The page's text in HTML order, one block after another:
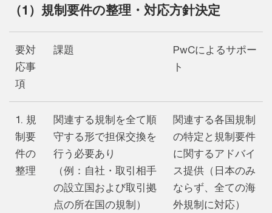
（1）規制要件の整理・対応方針決定
要対
応事
項
課題
PwCによるサポー
ト
1. 規
制要
件の
整理
関連する規制を全て順
守する形で担保交換を
行う必要あり
（例：自社・取引相手
の設立国および取引拠
点の所在国の規制）
関連する各国規制
の特定と規制要件
に関するアドバイ
ス提供（日本のみ
ならず、全ての海
外規制に対応）